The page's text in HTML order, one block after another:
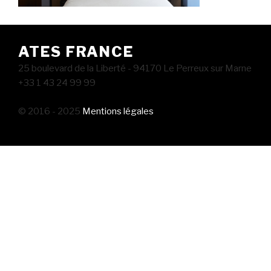
ATES FRANCE
25 boulevard de la Liberté - 94170 Le Perreux sur Marne
+33 1 43 24 99 99
© 2016 - 2025 Mentions légales